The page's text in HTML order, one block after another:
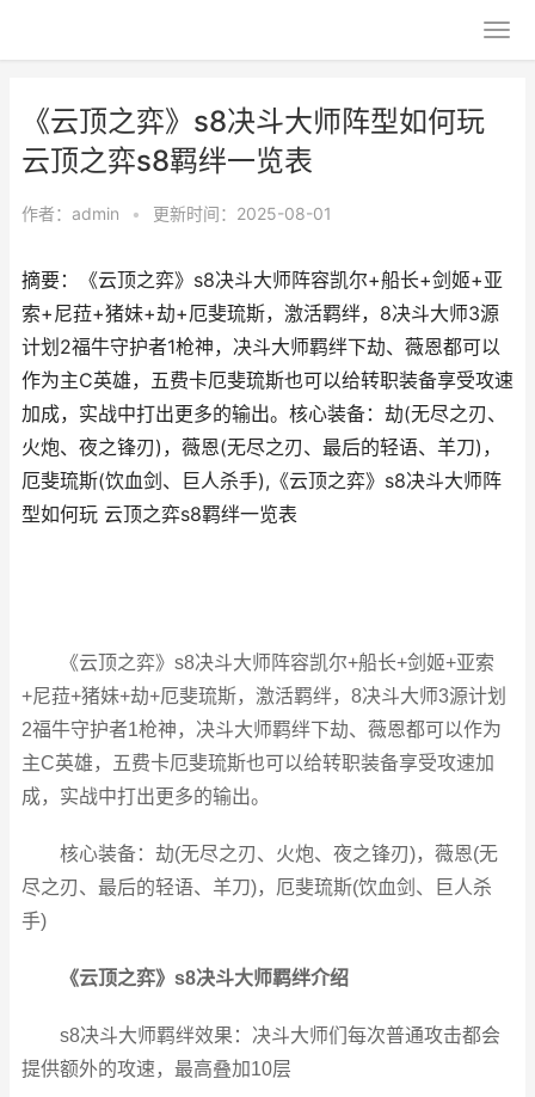
《云顶之弈》s8决斗大师阵型如何玩
云顶之弈s8羁绊一览表
作者： admin • 更新时间：2025-08-01
摘要：《云顶之弈》s8决斗大师阵容凯尔+船长+剑姬+亚
索+尼菈+猪妹+劫+厄斐琉斯，激活羁绊，8决斗大师3源
计划2福牛守护者1枪神，决斗大师羁绊下劫、薇恩都可以
作为主C英雄，五费卡厄斐琉斯也可以给转职装备享受攻速
加成，实战中打出更多的输出。核心装备：劫(无尽之刃、
火炮、夜之锋刃)，薇恩(无尽之刃、最后的轻语、羊刀)，
厄斐琉斯(饮血剑、巨人杀手),《云顶之弈》s8决斗大师阵
型如何玩 云顶之弈s8羁绊一览表
《云顶之弈》s8决斗大师阵容凯尔+船长+剑姬+亚索
+尼菈+猪妹+劫+厄斐琉斯，激活羁绊，8决斗大师3源计划
2福牛守护者1枪神，决斗大师羁绊下劫、薇恩都可以作为
主C英雄，五费卡厄斐琉斯也可以给转职装备享受攻速加
成，实战中打出更多的输出。
核心装备：劫(无尽之刃、火炮、夜之锋刃)，薇恩(无
尽之刃、最后的轻语、羊刀)，厄斐琉斯(饮血剑、巨人杀
手)
《云顶之弈》s8决斗大师羁绊介绍
s8决斗大师羁绊效果：决斗大师们每次普通攻击都会
提供额外的攻速，最高叠加10层